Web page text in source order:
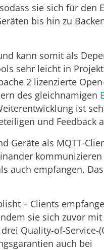
sie sich für den
bis hin zu
kann somit als
sehr leicht in
2 lizenzierte
des gleichnamigen
ist
und Feedback
Geräte als MQTT-
auch empfangen.
– Clients
sie sich zuvor mit
Quality-of-Service-
auch bei